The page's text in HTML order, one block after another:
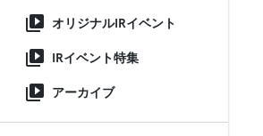
オリジナルIRイベント
IRイベント特集
アーカイブ